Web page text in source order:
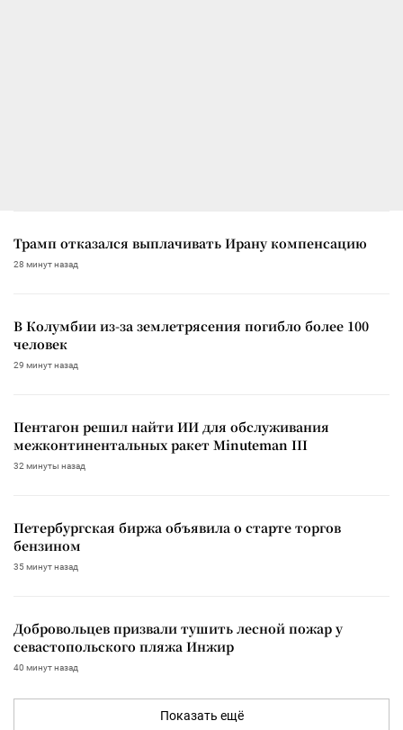
Трамп отказался выплачивать Ирану компенсацию
28 минут назад
В Колумбии из-за землетрясения погибло более 100
человек
29 минут назад
Пентагон решил найти ИИ для обслуживания
межконтинентальных ракет Minuteman III
32 минуты назад
Петербургская биржа объявила о старте торгов
бензином
35 минут назад
Добровольцев призвали тушить лесной пожар у
севастопольского пляжа Инжир
40 минут назад
Показать ещё